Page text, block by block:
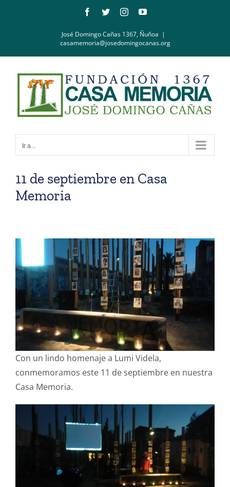
Facebook
TwitterInstagramYouTube
José Domingo Cañas 1367, Ñuñoa |
casamemoria@josedomingocanas.org
Ir a...
11 de septiembre en Casa
Memoria
Con un lindo homenaje a Lumi Videla,
conmemoramos este 11 de septiembre en nuestra
Casa Memoria.